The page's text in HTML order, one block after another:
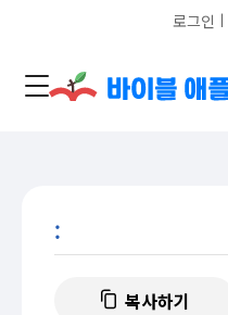
로그인 ㅣ
:
복사하기